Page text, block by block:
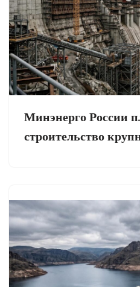
Минэнерго России
строительство